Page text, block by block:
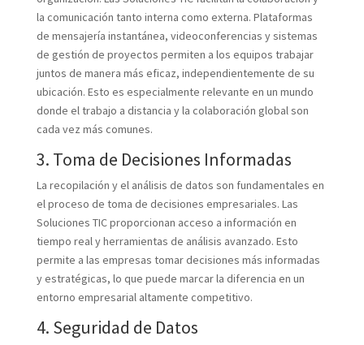
la comunicación tanto interna como externa. Plataformas
de mensajería instantánea, videoconferencias y sistemas
de gestión de proyectos permiten a los equipos trabajar
juntos de manera más eficaz, independientemente de su
ubicación. Esto es especialmente relevante en un mundo
donde el trabajo a distancia y la colaboración global son
cada vez más comunes.
3. Toma de Decisiones Informadas
La recopilación y el análisis de datos son fundamentales en
el proceso de toma de decisiones empresariales. Las
Soluciones TIC proporcionan acceso a información en
tiempo real y herramientas de análisis avanzado. Esto
permite a las empresas tomar decisiones más informadas
y estratégicas, lo que puede marcar la diferencia en un
entorno empresarial altamente competitivo.
4. Seguridad de Datos